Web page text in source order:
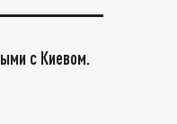
с Киевом.